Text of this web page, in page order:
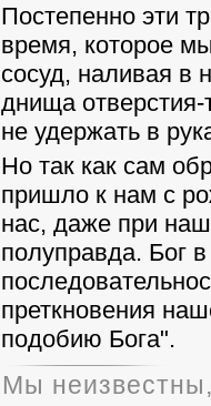
Постепенно эти
время, которое
сосуд, наливая в
днища
не удержать в
Но так как сам
пришло к нам с
нас, даже при
полуправда. Бог
преткновения
подобию Бога".
Мы